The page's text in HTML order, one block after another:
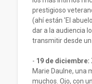
prestigioso
(ahí están 'El
dar a la audiencia
transmitir desde un
- 19 de diciembre:
Marie Daulne, una
muchos. Ojo, con